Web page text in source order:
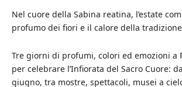
Nel cuore della Sabina reatina, l’estate
profumo dei fiori e il calore della
Tre giorni di profumi, colori ed emozioni a
per celebrare l’Infiorata del Sacro Cuore:
giugno, tra mostre, spettacoli, musei a